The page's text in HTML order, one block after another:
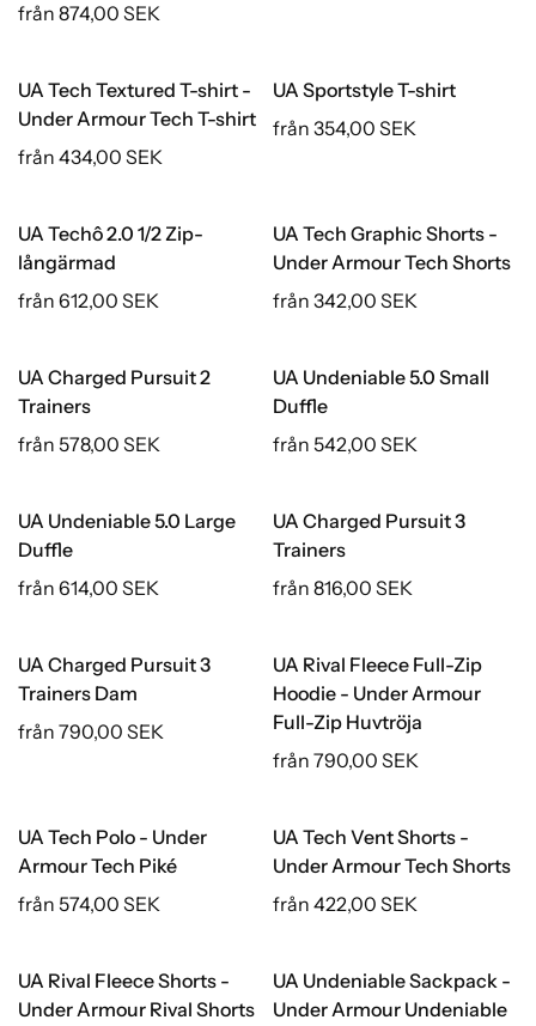
från 874,00 SEK
UA Tech Textured T-shirt -
Under Armour Tech T-shirt
från 434,00 SEK
UA Sportstyle T-shirt
från 354,00 SEK
UA Techô 2.0 1/2 Zip-
långärmad
från 612,00 SEK
UA Tech Graphic Shorts -
Under Armour Tech Shorts
från 342,00 SEK
UA Charged Pursuit 2
Trainers
från 578,00 SEK
UA Undeniable 5.0 Small
Duffle
från 542,00 SEK
UA Undeniable 5.0 Large
Duffle
från 614,00 SEK
UA Charged Pursuit 3
Trainers
från 816,00 SEK
UA Charged Pursuit 3
Trainers Dam
från 790,00 SEK
UA Rival Fleece Full-Zip
Hoodie - Under Armour
Full-Zip Huvtröja
från 790,00 SEK
UA Tech Polo - Under
Armour Tech Piké
från 574,00 SEK
UA Tech Vent Shorts -
Under Armour Tech Shorts
från 422,00 SEK
UA Rival Fleece Shorts -
Under Armour Rival Shorts
UA Undeniable Sackpack -
Under Armour Undeniable